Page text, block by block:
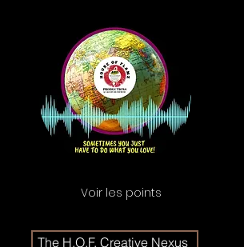
Voir les points
The H.O.F. Creative Nexus